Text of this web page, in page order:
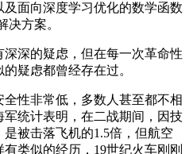
及面向深度学习优化的数学函数
方案。
深的疑虑，但在每一次革命性
疑虑都曾经存在过。
性非常低，多数人甚至都不相
统计表明，在二战期间，因技
被击落飞机的1.5倍，但航空
类似的经历，19世纪火车刚刚